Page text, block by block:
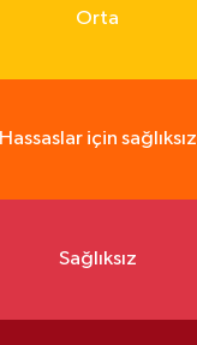
Orta
Hassaslar için sağlıksız
Sağlıksız